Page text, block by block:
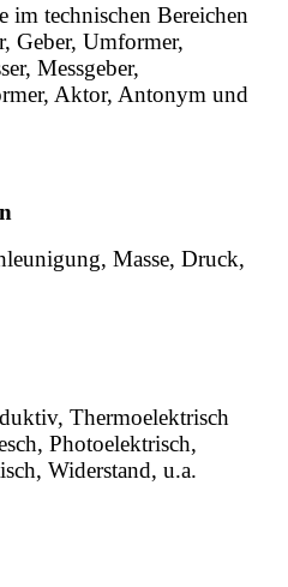
technischen Bereichen
Geber, Umformer,
Messgeber,
Aktor, Antonym und
Masse, Druck,
Thermoelektrisch
Photoelektrisch,
Widerstand, u.a.